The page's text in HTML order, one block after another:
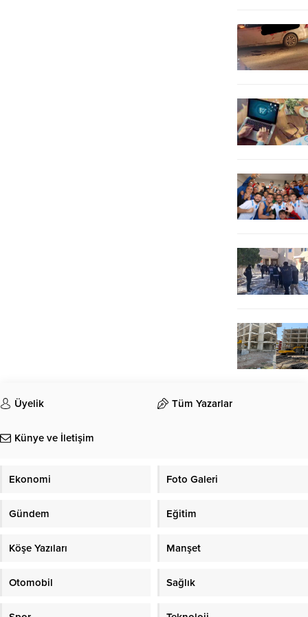
Üyelik Tüm Yazarlar
Künye ve İletişim
Ekonomi Foto Galeri
Gündem Eğitim
Köşe Yazıları Manşet
Otomobil Sağlık